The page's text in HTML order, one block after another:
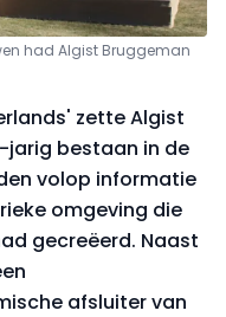
had Algist Bruggeman
zette Algist
jarig bestaan in de
volop informatie
omgeving die
gecreëerd. Naast
afsluiter van